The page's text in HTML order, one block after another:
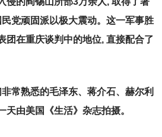
党顽固派以极大震动。这一军事胜
团在重庆谈判中的地位, 直接配合了
常熟悉的毛泽东、蒋介石、赫尔利
天由美国《生活》杂志拍摄。